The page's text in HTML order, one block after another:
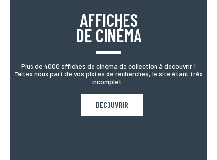
AFFICHES
DE CINÉMA
Plus de 4000 affiches de cinéma de collection à découvrir !
Faites nous part de vos pistes de recherches, le site étant très
incomplet !
DÉCOUVRIR